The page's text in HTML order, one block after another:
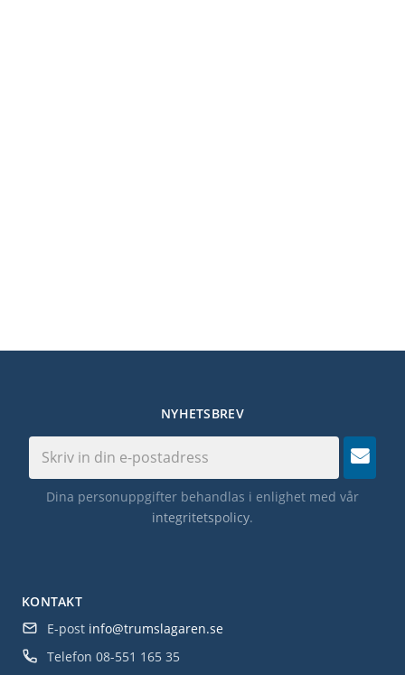
KONTAKT
E-post info@trumslagaren.se
Telefon 08-551 165 35
NYHETSBREV
Dina personuppgifter behandlas i enlighet med vår
integritetspolicy.